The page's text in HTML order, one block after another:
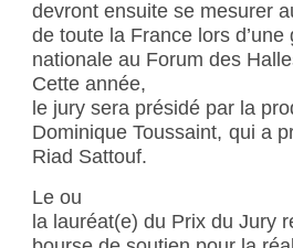
devront ensuite se mesurer
de toute la France lors d’une
nationale au Forum des
Cette année,
le jury sera présidé par la
Dominique Toussaint, qui a
Riad Sattouf.
Le ou
la lauréat(e) du Prix du Jury